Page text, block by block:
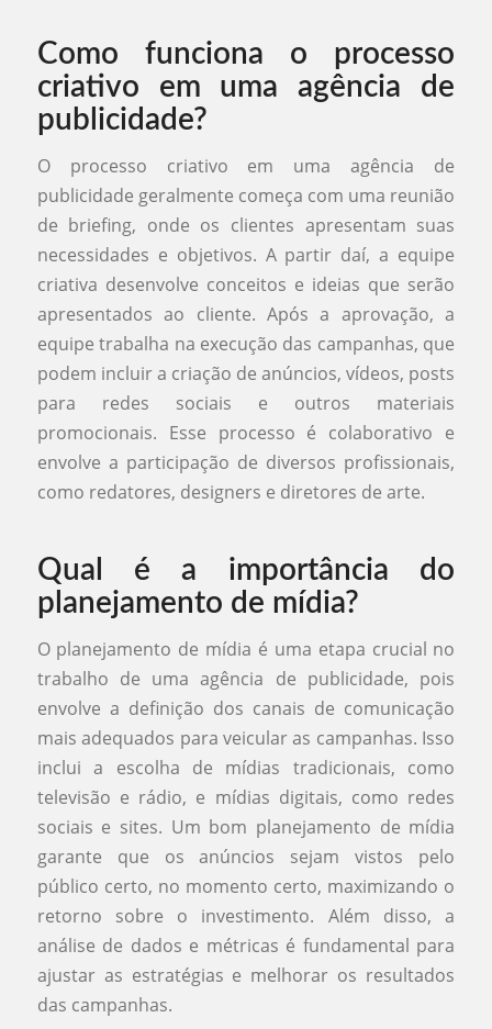
Como funciona o processo
criativo em uma agência de
publicidade?
O processo criativo em uma agência de
publicidade geralmente começa com uma reunião
de briefing, onde os clientes apresentam suas
necessidades e objetivos. A partir daí, a equipe
criativa desenvolve conceitos e ideias que serão
apresentados ao cliente. Após a aprovação, a
equipe trabalha na execução das campanhas, que
podem incluir a criação de anúncios, vídeos, posts
para redes sociais e outros materiais
promocionais. Esse processo é colaborativo e
envolve a participação de diversos profissionais,
como redatores, designers e diretores de arte.
Qual é a importância do
planejamento de mídia?
O planejamento de mídia é uma etapa crucial no
trabalho de uma agência de publicidade, pois
envolve a definição dos canais de comunicação
mais adequados para veicular as campanhas. Isso
inclui a escolha de mídias tradicionais, como
televisão e rádio, e mídias digitais, como redes
sociais e sites. Um bom planejamento de mídia
garante que os anúncios sejam vistos pelo
público certo, no momento certo, maximizando o
retorno sobre o investimento. Além disso, a
análise de dados e métricas é fundamental para
ajustar as estratégias e melhorar os resultados
das campanhas.